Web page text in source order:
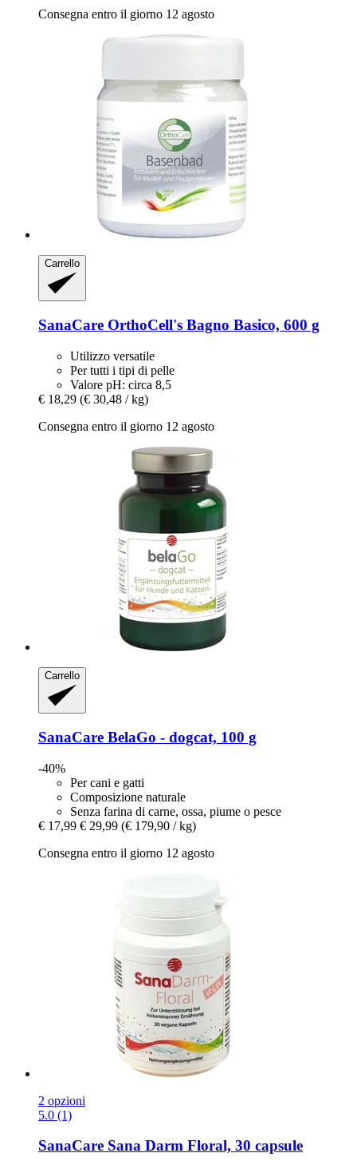
Consegna entro il giorno 12 agosto
Carrello
SanaCare OrthoCell's Bagno Basico, 600 g
Utilizzo versatile
Per tutti i tipi di pelle
Valore pH: circa 8,5
€ 18,29 (€ 30,48 / kg)
Consegna entro il giorno 12 agosto
Carrello
SanaCare BelaGo -​ dogcat, 100 g
-40%
Per cani e gatti
Composizione naturale
Senza farina di carne, ossa, piume o pesce
€ 17,99 € 29,99 (€ 179,90 / kg)
Consegna entro il giorno 12 agosto
2 opzioni
5.0 (1)
SanaCare Sana Darm Floral, 30 capsule